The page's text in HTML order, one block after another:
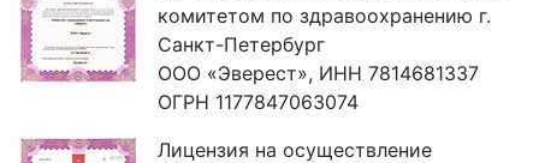
комитетом по здравоохранению г.
Санкт-Петербург
ООО «Эверест», ИНН 7814681337
ОГРН 1177847063074
Лицензия на осуществление